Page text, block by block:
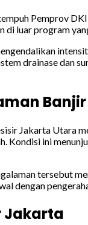
Pemprov
di luar program
drainase dan
Banjir
Jakarta Utara
Kondisi ini
tersebut
dengan
Jakarta